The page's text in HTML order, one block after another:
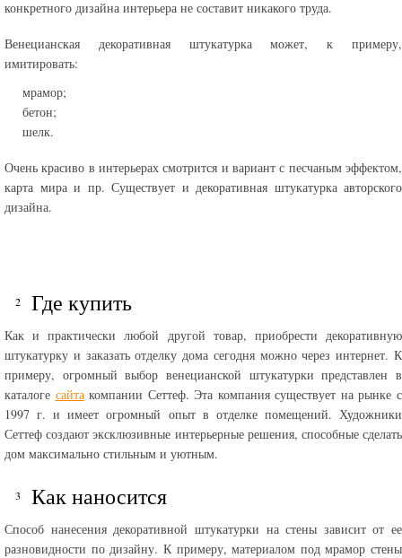
конкретного дизайна интерьера не составит никакого труда.
Венецианская декоративная штукатурка может, к примеру,
имитировать:
мрамор;
бетон;
шелк.
Очень красиво в интерьерах смотрится и вариант с песчаным эффектом,
карта мира и пр. Существует и декоративная штукатурка авторского
дизайна.
Где купить
Как и практически любой другой товар, приобрести декоративную
штукатурку и заказать отделку дома сегодня можно через интернет. К
примеру, огромный выбор венецианской штукатурки представлен в
каталоге сайтакомпании Сеттеф. Эта компания существует на рынке с
1997 г. и имеет огромный опыт в отделке помещений. Художники
Сеттеф создают эксклюзивные интерьерные решения, способные сделать
дом максимально стильным и уютным.
Как наносится
Способ нанесения декоративной штукатурки на стены зависит от ее
разновидности по дизайну. К примеру, материалом под мрамор стены